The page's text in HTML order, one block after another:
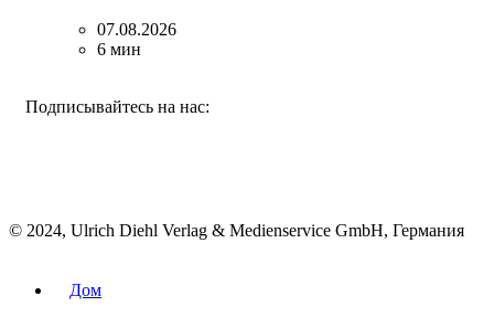
07.08.2026
6 мин
Подписывайтесь на нас:
© 2024, Ulrich Diehl Verlag & Medienservice GmbH, Германия
Дом